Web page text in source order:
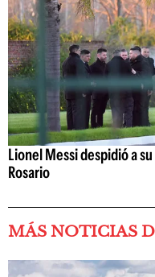
Lionel Messi despidió a
Rosario
MÁS NOTICIAS